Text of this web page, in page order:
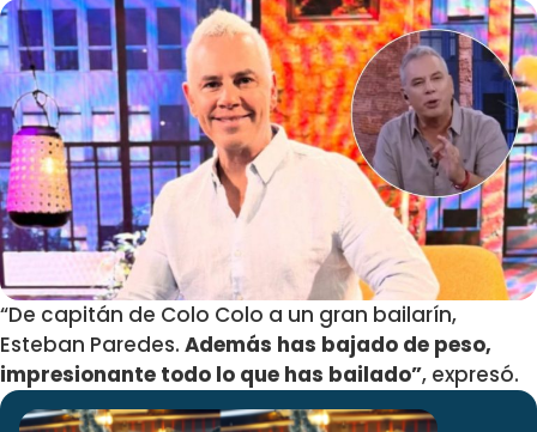
“De capitán de Colo Colo a un gran bailarín,
Esteban Paredes. Además has bajado de peso,
impresionante todo lo que has bailado”, expresó.